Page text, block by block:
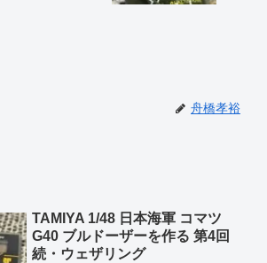
舟橋孝裕
TAMIYA 1/48 日本海軍 コマツ
G40 ブルドーザーを作る 第4回
続・ウェザリング